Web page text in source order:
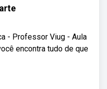
- Professor Viug - Aula
encontra tudo de que